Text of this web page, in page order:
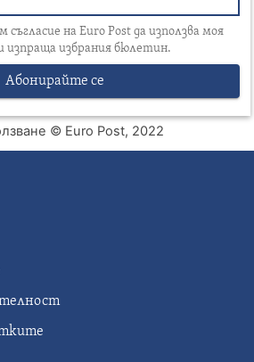
съгласие на Euro Post да използва моя
изпраща избрания бюлетин.
Абонирайте се
© Euro Post, 2022